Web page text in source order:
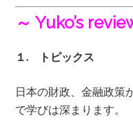
～ Yuko’s
１. トピックス
日本の財政、金融政策
で学びは深まります。